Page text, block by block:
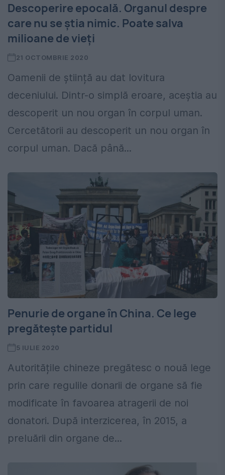
Descoperire epocală. Organul despre
care nu se știa nimic. Poate salva
milioane de vieți
21 OCTOMBRIE 2020
Oamenii de știință au dat lovitura
deceniului. Dintr-o simplă eroare, aceștia au
descoperit un nou organ în corpul uman.
Cercetătorii au descoperit un nou organ în
corpul uman. Dacă până...
Penurie de organe în China. Ce lege
pregătește partidul
5 IULIE 2020
Autoritățile chineze pregătesc o nouă lege
prin care regulile donarii de organe să fie
modificate în favoarea atragerii de noi
donatori. După interzicerea, în 2015, a
preluării din organe de...